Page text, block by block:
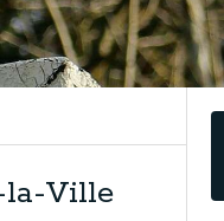
la-Ville